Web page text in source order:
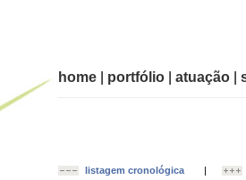
home portfólio atuação
listagem cronológica |